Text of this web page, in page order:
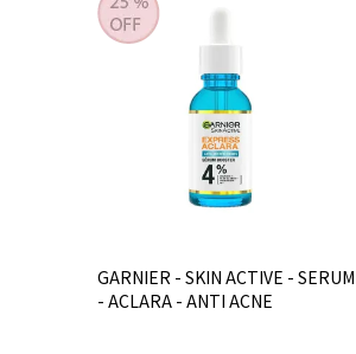
GARNIER - SKIN ACTIVE - SERUM
- ACLARA - ANTI ACNE